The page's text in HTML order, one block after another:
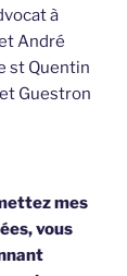
à
André
st Quentin
Guestron
mes
vous